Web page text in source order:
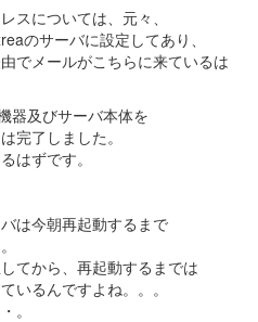
スについては、元々、
のサーバに設定してあり、
でメールがこちらに来ているは
器及びサーバ本体を
完了しました。
はずです。
は今朝再起動するまで
てから、再起動するまでは
いるんですよね。。。
。